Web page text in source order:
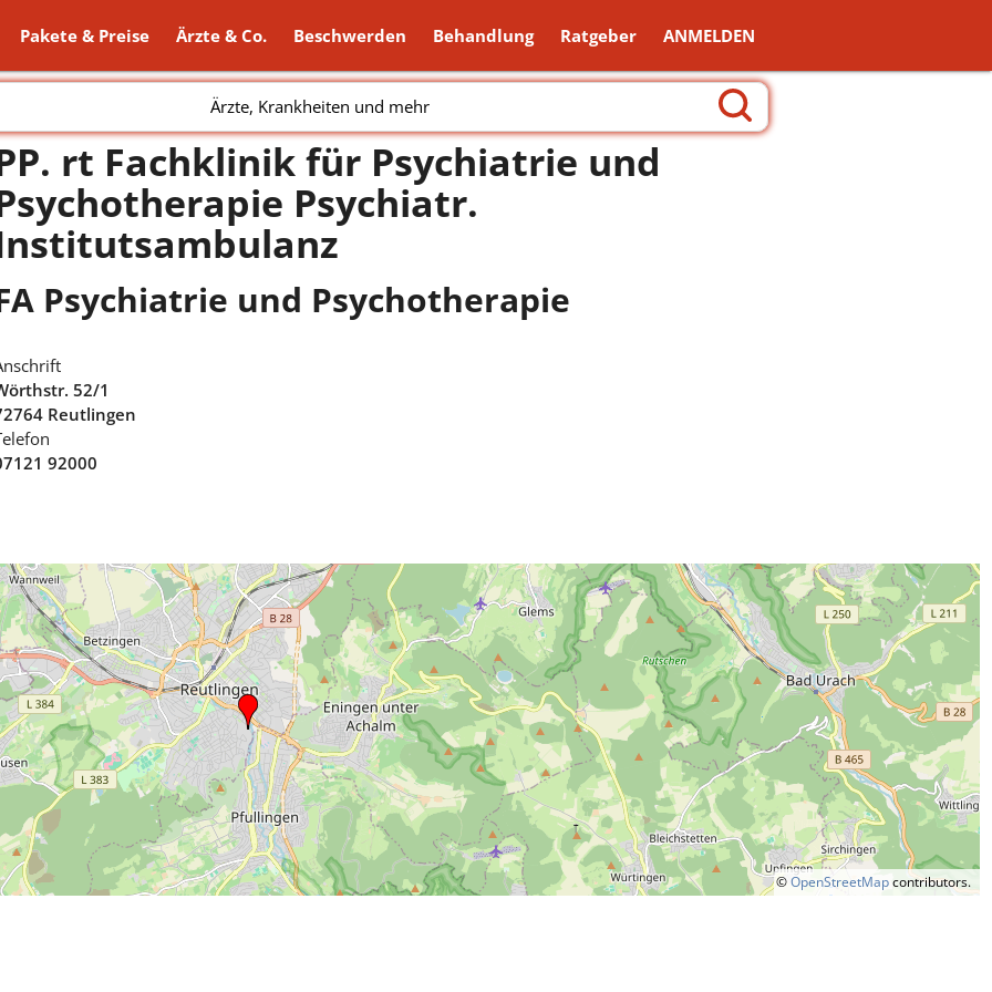
Pakete & Preise Ärzte & Co. Beschwerden Behandlung Ratgeber ANMELDEN
Ärzte, Krankheiten und mehr
rt Fachklinik für Psychiatrie und
Psychiatr.
Psychiatrie und Psychotherapie
52/1
Reutlingen
92000
©OpenStreetMapcontributors.